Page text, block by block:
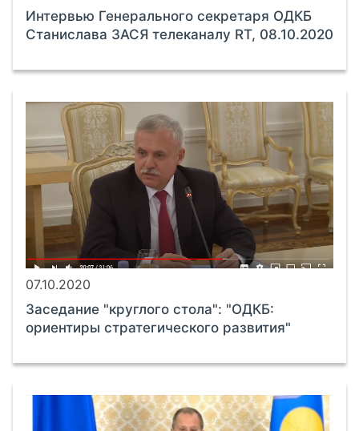
Интервью Генерального секретаря ОДКБ
Станислава ЗАСЯ телеканалу RT, 08.10.2020
07.10.2020
Заседание "круглого стола": "ОДКБ:
ориентиры стратегического развития"